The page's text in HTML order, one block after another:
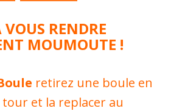
RENDRE
MOUMOUTE !
retirez une boule en
et la replacer au